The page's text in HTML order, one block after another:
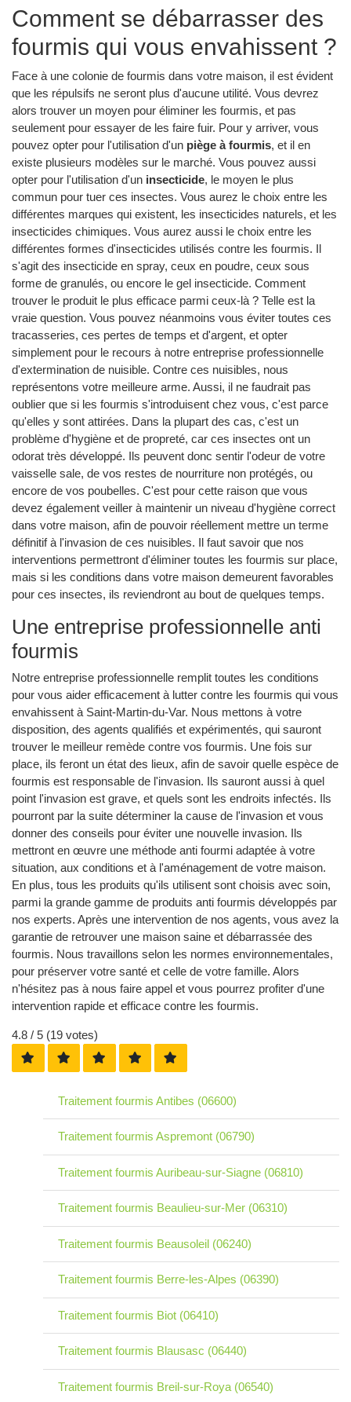
Comment se débarrasser des
fourmis qui vous envahissent ?
Face à une colonie de fourmis dans votre maison, il est évident
que les répulsifs ne seront plus d'aucune utilité. Vous devrez
alors trouver un moyen pour éliminer les fourmis, et pas
seulement pour essayer de les faire fuir. Pour y arriver, vous
pouvez opter pour l'utilisation d'un piège à fourmis, et il en
existe plusieurs modèles sur le marché. Vous pouvez aussi
opter pour l'utilisation d'un insecticide, le moyen le plus
commun pour tuer ces insectes. Vous aurez le choix entre les
différentes marques qui existent, les insecticides naturels, et les
insecticides chimiques. Vous aurez aussi le choix entre les
différentes formes d'insecticides utilisés contre les fourmis. Il
s'agit des insecticide en spray, ceux en poudre, ceux sous
forme de granulés, ou encore le gel insecticide. Comment
trouver le produit le plus efficace parmi ceux-là ? Telle est la
vraie question. Vous pouvez néanmoins vous éviter toutes ces
tracasseries, ces pertes de temps et d'argent, et opter
simplement pour le recours à notre entreprise professionnelle
d'extermination de nuisible. Contre ces nuisibles, nous
représentons votre meilleure arme. Aussi, il ne faudrait pas
oublier que si les fourmis s'introduisent chez vous, c'est parce
qu'elles y sont attirées. Dans la plupart des cas, c'est un
problème d'hygiène et de propreté, car ces insectes ont un
odorat très développé. Ils peuvent donc sentir l'odeur de votre
vaisselle sale, de vos restes de nourriture non protégés, ou
encore de vos poubelles. C'est pour cette raison que vous
devez également veiller à maintenir un niveau d'hygiène correct
dans votre maison, afin de pouvoir réellement mettre un terme
définitif à l'invasion de ces nuisibles. Il faut savoir que nos
interventions permettront d'éliminer toutes les fourmis sur place,
mais si les conditions dans votre maison demeurent favorables
pour ces insectes, ils reviendront au bout de quelques temps.
Une entreprise professionnelle anti
fourmis
Notre entreprise professionnelle remplit toutes les conditions
pour vous aider efficacement à lutter contre les fourmis qui vous
envahissent à Saint-Martin-du-Var. Nous mettons à votre
disposition, des agents qualifiés et expérimentés, qui sauront
trouver le meilleur remède contre vos fourmis. Une fois sur
place, ils feront un état des lieux, afin de savoir quelle espèce de
fourmis est responsable de l'invasion. Ils sauront aussi à quel
point l'invasion est grave, et quels sont les endroits infectés. Ils
pourront par la suite déterminer la cause de l'invasion et vous
donner des conseils pour éviter une nouvelle invasion. Ils
mettront en œuvre une méthode anti fourmi adaptée à votre
situation, aux conditions et à l'aménagement de votre maison.
En plus, tous les produits qu'ils utilisent sont choisis avec soin,
parmi la grande gamme de produits anti fourmis développés par
nos experts. Après une intervention de nos agents, vous avez la
garantie de retrouver une maison saine et débarrassée des
fourmis. Nous travaillons selon les normes environnementales,
pour préserver votre santé et celle de votre famille. Alors
n'hésitez pas à nous faire appel et vous pourrez profiter d'une
intervention rapide et efficace contre les fourmis.
4.8 / 5 (19 votes)
Traitement fourmis Antibes (06600)
Traitement fourmis Aspremont (06790)
Traitement fourmis Auribeau-sur-Siagne (06810)
Traitement fourmis Beaulieu-sur-Mer (06310)
Traitement fourmis Beausoleil (06240)
Traitement fourmis Berre-les-Alpes (06390)
Traitement fourmis Biot (06410)
Traitement fourmis Blausasc (06440)
Traitement fourmis Breil-sur-Roya (06540)